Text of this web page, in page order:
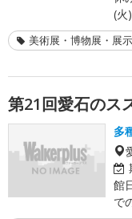
(火
美術展・博物展・展
第21回愛石のス
多
館
で